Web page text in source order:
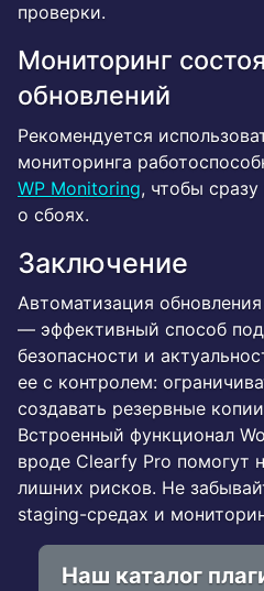
проверки.
Мониторинг
обновлений
Рекомендуется
мониторинга
WP Monitoring, чтобы
о сбоях.
Заключение
Автоматизация
— эффективный способ
безопасности и
ее с контролем:
создавать резервные
Встроенный функционал
вроде Clearfy Pro помогут
лишних рисков. Не
staging-средах и
Наш каталог